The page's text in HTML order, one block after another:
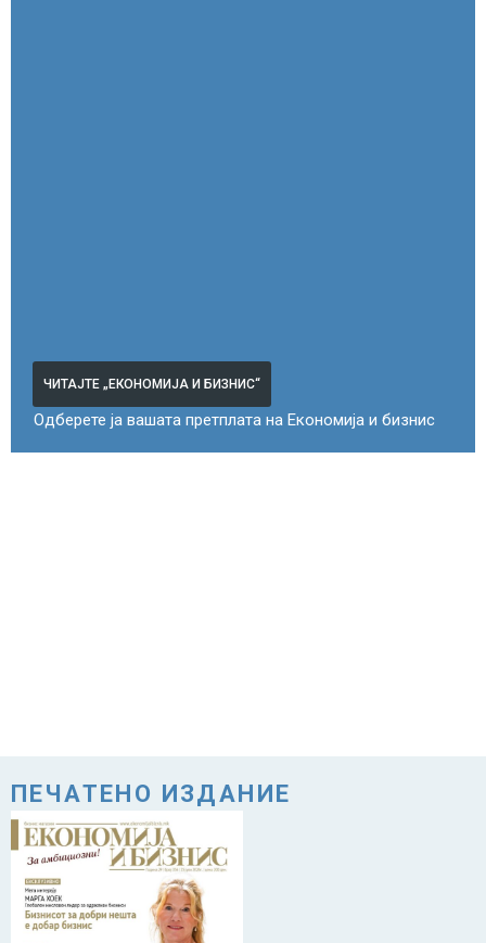
ЧИТАЈТЕ „ЕКОНОМИЈА И БИЗНИС“
Одберете ја вашата претплата на Економија и бизнис
ПЕЧАТЕНО ИЗДАНИЕ